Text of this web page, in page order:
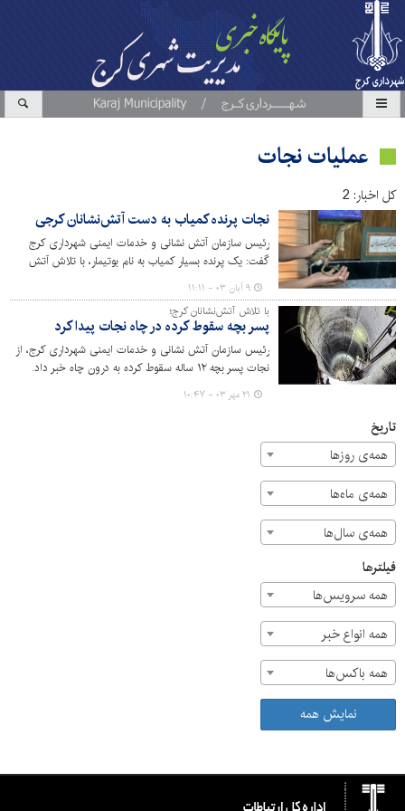
عملیات نجات
کل اخبار: 2
نجات پرنده کمیاب به دست آتش‌نشانان کرجی
رئیس سازمان آتش نشانی و خدمات ایمنی شهرداری کرج
گفت: یک پرنده بسیار کمیاب به نام بوتیمار، با تلاش آتش
نشانان این سازمان زنده‌گیری شد.
۹ آبان ۰۳ - ۱۱:۱۱
با تلاش آتش‌نشانان کرج؛
پسر بچه سقوط کرده در چاه نجات پیدا کرد
رئیس سازمان آتش نشانی و خدمات ایمنی شهرداری کرج، از
نجات پسر بچه ۱۲ ساله سقوط کرده به درون چاه خبر داد.
۲۱ مهر ۰۳ - ۱۰:۴۷
تاریخ
همه‌ی روزها
همه‌ی ماه‌ها
همه‌ی سال‌ها
فیلترها
همه سرویس‌ها
همه انواع خبر
همه باکس‌ها
نمایش همه